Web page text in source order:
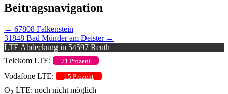
Beitragsnavigation
← 67808 Falkenstein
31848 Bad Münder am Deister →
LTE Abdeckung in 54597 Reuth
Telekom LTE:
71 Prozent
Vodafone LTE: 15 Prozent
O
LTE: noch nicht möglich